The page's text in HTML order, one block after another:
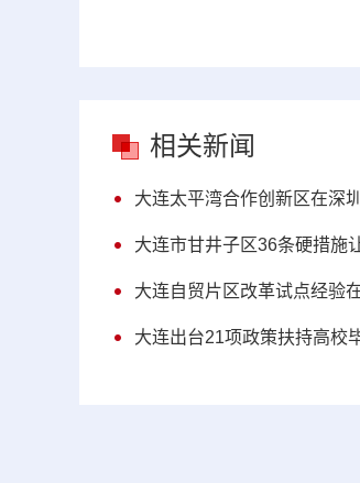
相关新闻
大连太平湾合作创新区在深
大连市甘井子区36条硬措施
大连自贸片区改革试点经验
大连出台21项政策扶持高校